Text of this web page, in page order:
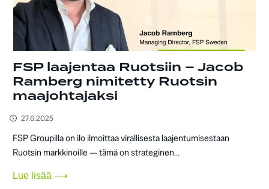
FSP laajentaa Ruotsiin – Jacob
Ramberg nimitetty Ruotsin
maajohtajaksi
27.6.2025
FSP Groupilla on ilo ilmoittaa virallisesta laajentumisestaan
Ruotsin markkinoille — tämä on strateginen...
Lue lisää ⟶